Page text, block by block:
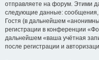
отправляете на форум. Этими
следующие данные:
Гостя (в дальнейшем
регистрации в конференции
дальнейшем «ваша учётная
после регистрации и